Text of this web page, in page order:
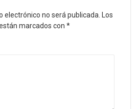
electrónico no será publicada.
Los
marcados con *